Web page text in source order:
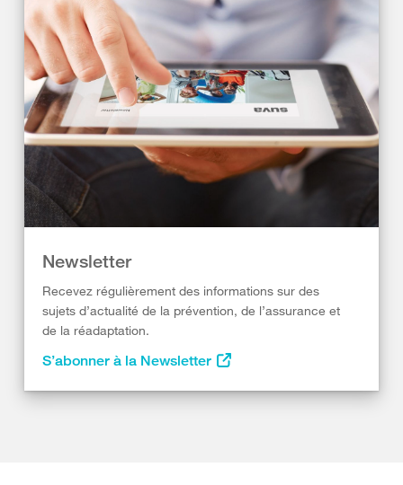
Newsletter
Recevez régulièrement des informations sur des
sujets d’actualité de la prévention, de l’assurance et
de la réadaptation.
S’abonner à la Newsletter